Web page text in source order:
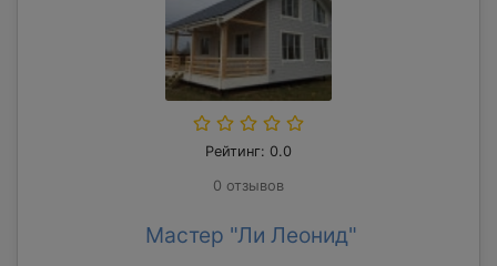
Рейтинг: 0.0
0 отзывов
Мастер "Ли Леонид"